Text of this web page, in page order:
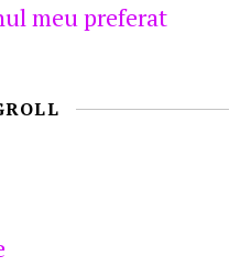
meu preferat